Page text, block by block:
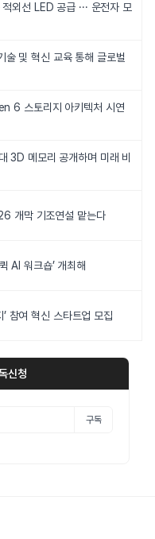
외선 LED 공급 ··· 운전자 모
술 및 혁신 교육 통해 글로벌
6 스토리지 아키텍처 시연
3D 메모리 공개하며 미래 비
개막 기조연설 맡는다
AI 워크숍’ 개최해
참여 혁신 스타트업 모집
신청
구독